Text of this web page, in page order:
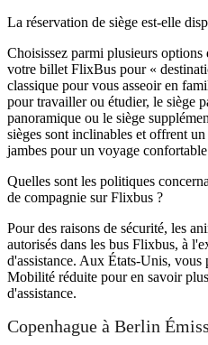
La réservation de siège est-elle
Choisissez parmi plusieurs options
votre billet FlixBus pour «
classique pour vous asseoir en
pour travailler ou étudier, le siège
panoramique ou le siège
sièges sont inclinables et offrent
jambes pour un voyage
Quelles sont les politiques
de compagnie sur Flixbus ?
Pour des raisons de sécurité, les
autorisés dans les bus Flixbus, à
d'assistance. Aux États-Unis, vous
Mobilité réduite pour en savoir
d'assistance.
Copenhague à Berlin